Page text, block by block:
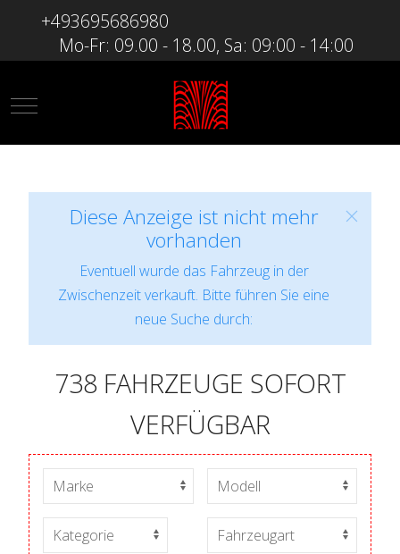
+493695686980
Mo-Fr: 09.00 - 18.00, Sa: 09:00 - 14:00
Mobile Menu Toggle
Diese Anzeige ist nicht mehr
vorhanden
Eventuell wurde das Fahrzeug in der
Zwischenzeit verkauft. Bitte führen Sie eine
neue Suche durch:
738 FAHRZEUGE SOFORT
VERFÜGBAR